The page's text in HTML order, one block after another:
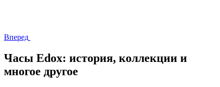
Вперед
Часы Edox: история, коллекции и
многое другое